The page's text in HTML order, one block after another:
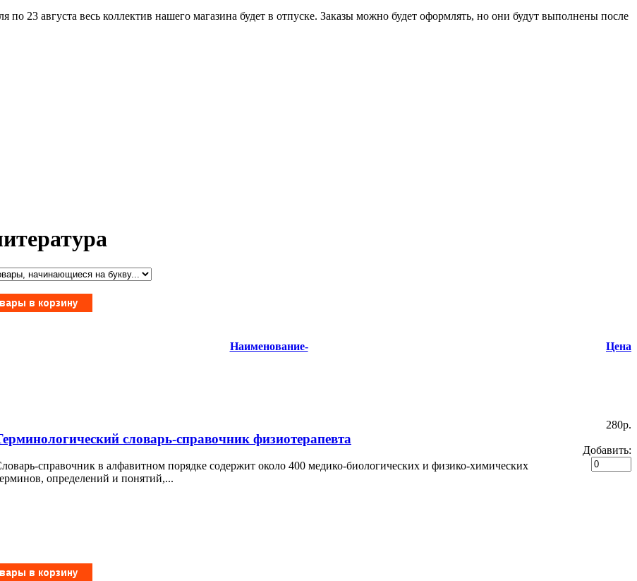
23 августа весь коллектив нашего магазина будет в отпуске. Заказы можно будет оформлять, но они будут выполнены после
Наименование- Цена
словарь-справочник физиотерапевта
справочник в алфавитном порядке содержит около 400 медико-биологических и физико-химических
определений и понятий,...
280p.
Добавить: